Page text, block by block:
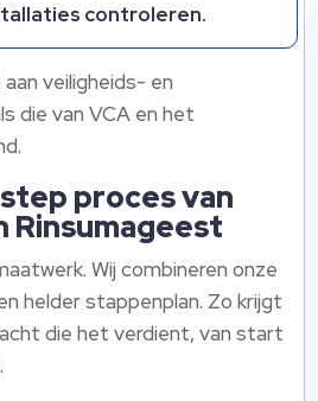
controleren.​
veiligheids- en
die van VCA en het
proces van
Wij combineren onze
helder stappenplan.​ Zo krijgt
die het verdient, van start